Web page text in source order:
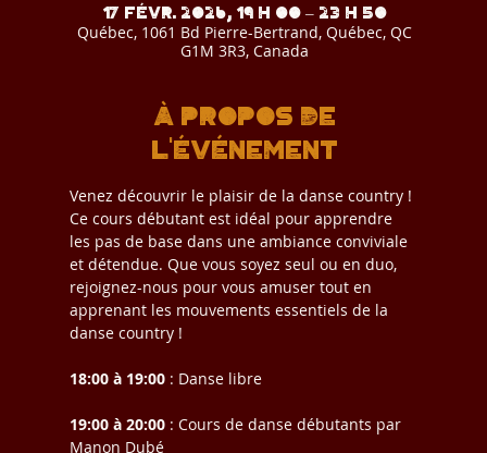
17 févr. 2026, 19 h 00 – 23 h 50
Québec, 1061 Bd Pierre-Bertrand, Québec, QC
G1M 3R3, Canada
À propos de
l'événement
Venez découvrir le plaisir de la danse country !
Ce cours débutant est idéal pour apprendre
les pas de base dans une ambiance conviviale
et détendue. Que vous soyez seul ou en duo,
rejoignez-nous pour vous amuser tout en
apprenant les mouvements essentiels de la
danse country !
18:00 à 19:00 : Danse libre
19:00 à 20:00 : Cours de danse débutants par
Manon Dubé